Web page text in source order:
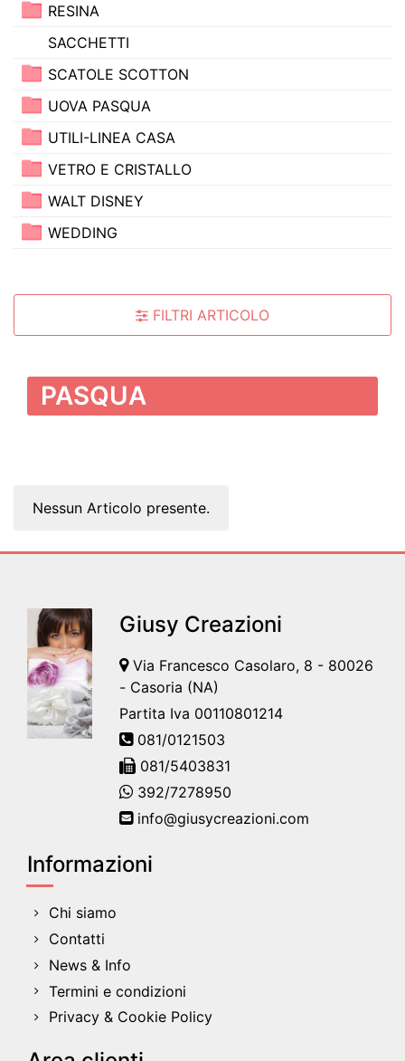
RESINA
SACCHETTI
SCATOLE SCOTTON
UOVA PASQUA
UTILI-LINEA CASA
VETRO E CRISTALLO
WALT DISNEY
WEDDING
FILTRI ARTICOLO
PASQUA
Nessun Articolo presente.
Giusy Creazioni
Via Francesco Casolaro, 8 - 80026
- Casoria (NA)
Partita Iva 00110801214
081/0121503
081/5403831
392/7278950
info@giusycreazioni.com
Informazioni
Chi siamo
Contatti
News & Info
Termini e condizioni
Privacy & Cookie Policy